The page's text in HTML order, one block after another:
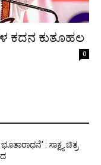
ಕದನ ಕುತೂಹಲ
0
: ಸಾಕ್ಷ್ಯ ಚಿತ್ರ